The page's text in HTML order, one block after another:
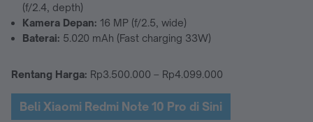
(f/2.4, depth)
Kamera Depan: 16 MP (f/2.5, wide)
Baterai: 5.020 mAh (Fast charging 33W)
Rentang Harga: Rp3.500.000 – Rp4.099.000
Beli Xiaomi Redmi Note 10 Pro di Sini